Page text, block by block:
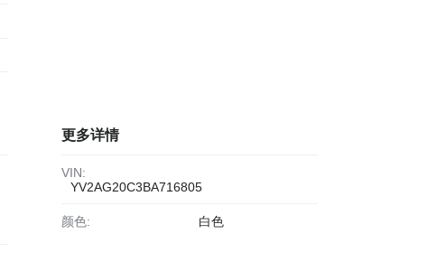
更多详情
VIN:
YV2AG20C3BA716805
颜色: 白色